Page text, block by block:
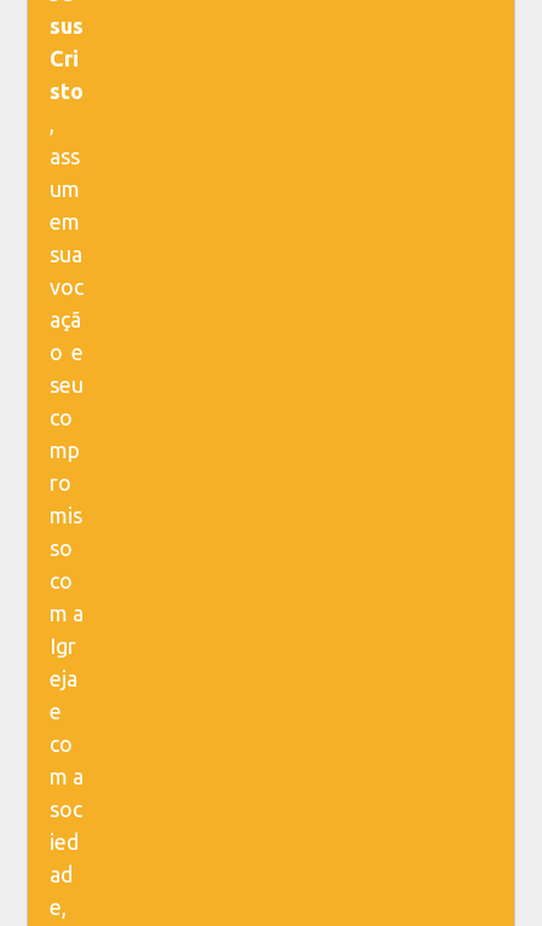
sus
Cri
sto
,
ass
um
em
sua
voc
açã
o e
seu
co
mp
ro
mis
so
co
m a
Igr
eja
e
co
m a
soc
ied
ad
e,